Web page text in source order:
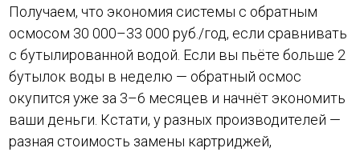
Получаем, что экономия системы с обратным
осмосом 30 000–33 000 руб./год, если сравнивать
с бутылированной водой. Если вы пьёте больше 2
бутылок воды в неделю — обратный осмос
окупится уже за 3–6 месяцев и начнёт экономить
ваши деньги. Кстати, у разных производителей —
разная стоимость замены картриджей,